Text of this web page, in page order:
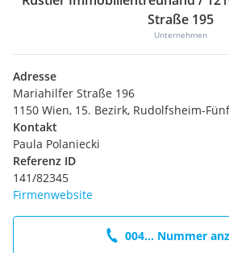
Straße 195
Unternehmen
Adresse
Mariahilfer Straße 196
1150 Wien, 15. Bezirk, Rudolfsheim-
Kontakt
Paula Polaniecki
Referenz ID
141/82345
Firmenwebsite
004... Nummer